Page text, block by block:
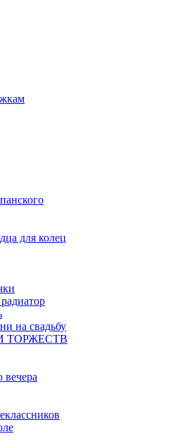
для колец
на свадьбу
ТОРЖЕСТВ
вечера